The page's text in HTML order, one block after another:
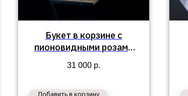
Букет в корзине с
пионовидными розами
№355
31 000 р.